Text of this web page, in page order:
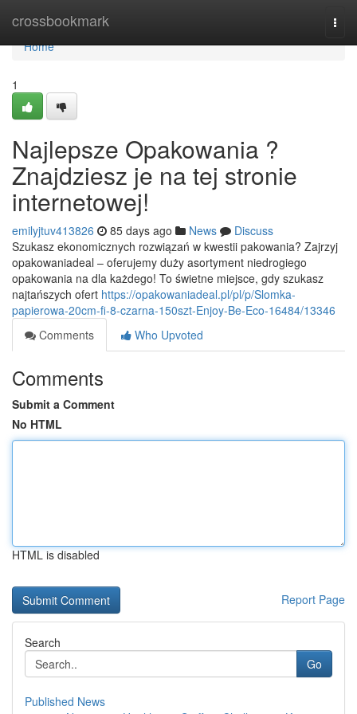
crossbookmark
Home
Home
1
Najlepsze Opakowania ?
Znajdziesz je na tej stronie
internetowej!
emilyjtuv413826 85 days ago News
Discuss
Szukasz ekonomicznych rozwiązań w kwestii pakowania? Zajrzyj
opakowaniadeal – oferujemy duży asortyment niedrogiego
opakowania na dla każdego! To świetne miejsce, gdy szukasz
najtańszych ofert https://opakowaniadeal.pl/pl/p/Slomka-
papierowa-20cm-fi-8-czarna-150szt-Enjoy-Be-Eco-16484/13346
Comments
Who Upvoted
Comments
Submit a Comment
No HTML
HTML is disabled
Report Page
Search
Go
Published News